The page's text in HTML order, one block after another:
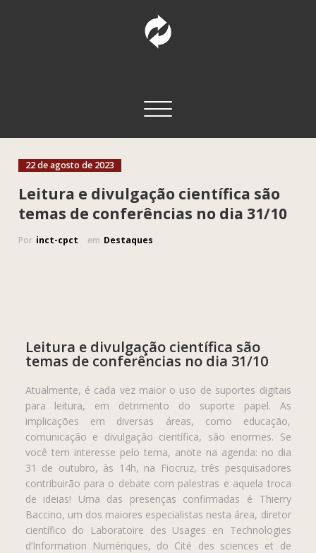
Alternar navegação
22 de agosto de 2023
Leitura e divulgação científica são
temas de conferências no dia 31/10
Por inct-cpct em Destaques
Leitura e divulgação científica são
temas de conferências no dia 31/10
Atualmente, é cada vez maior o uso de suportes digitais
para leitura, em detrimento do suporte papel. As
implicações em diversas áreas, como educação,
comunicação e divulgação científica, são enormes. Se
você tem interesse pelo tema, anote na agenda: no dia
31 de outubro, às 14h, na Fiocruz, três pesquisadores
contribuirão para o debate com palestras e aquela troca
de ideias! Uma das presenças confirmadas é Thierry
Baccino, um dos maiores especialistas nesta área, diretor
científico do Laboratoire des Usages en Technologies
d’Information Numériques, do Cité des sciences et de